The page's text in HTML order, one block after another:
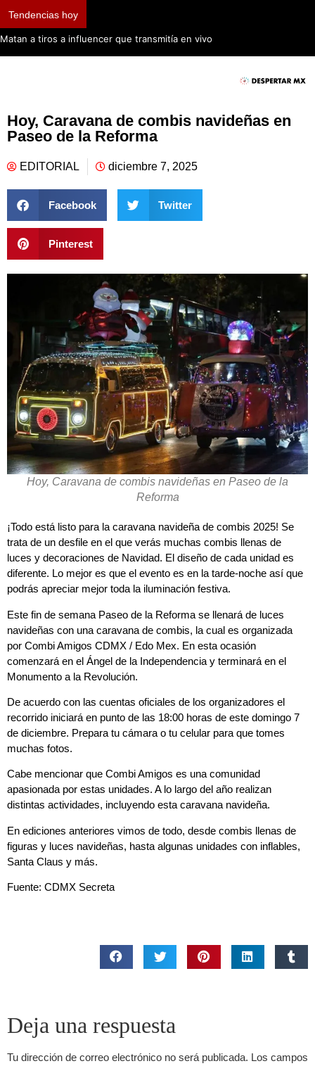
Tendencias hoy
Matan a tiros a influencer que transmitía en vivo
Hoy, Caravana de combis navideñas en
Paseo de la Reforma
EDITORIAL diciembre 7, 2025
Facebook Twitter
Pinterest
Hoy, Caravana de combis navideñas en Paseo de la
Reforma
¡Todo está listo para la caravana navideña de combis 2025! Se
trata de un desfile en el que verás muchas combis llenas de
luces y decoraciones de Navidad. El diseño de cada unidad es
diferente. Lo mejor es que el evento es en la tarde-noche así que
podrás apreciar mejor toda la iluminación festiva.
Este fin de semana Paseo de la Reforma se llenará de luces
navideñas con una caravana de combis, la cual es organizada
por Combi Amigos CDMX / Edo Mex. En esta ocasión
comenzará en el Ángel de la Independencia y terminará en el
Monumento a la Revolución.
De acuerdo con las cuentas oficiales de los organizadores el
recorrido iniciará en punto de las 18:00 horas de este domingo 7
de diciembre. Prepara tu cámara o tu celular para que tomes
muchas fotos.
Cabe mencionar que Combi Amigos es una comunidad
apasionada por estas unidades. A lo largo del año realizan
distintas actividades, incluyendo esta caravana navideña.
En ediciones anteriores vimos de todo, desde combis llenas de
figuras y luces navideñas, hasta algunas unidades con inflables,
Santa Claus y más.
Fuente: CDMX Secreta
Deja una respuesta
Tu dirección de correo electrónico no será publicada. Los campos